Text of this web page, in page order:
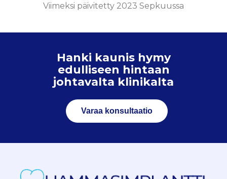
Viimeksi päivitetty 2023 Sepkuussa
Hanki kaunis hymy
edulliseen hintaan
johtavalta klinikalta
Varaa konsultaatio